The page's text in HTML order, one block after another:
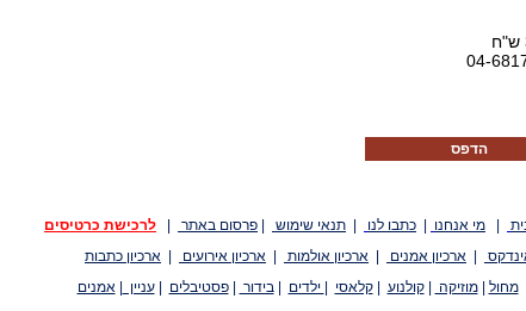
הדפס
מי אנחנו כתבו לנו תנאי שימוש פרסום באתר
לרכישת כרטיסים
ארכיון אמנים ארכיון אולמות ארכיון אירועים
ארכיון כתבות
|מחול |מוזיקה |קולנוע |קלאסי ילדים |בידור |פסטיבלים |עניין |אמנים